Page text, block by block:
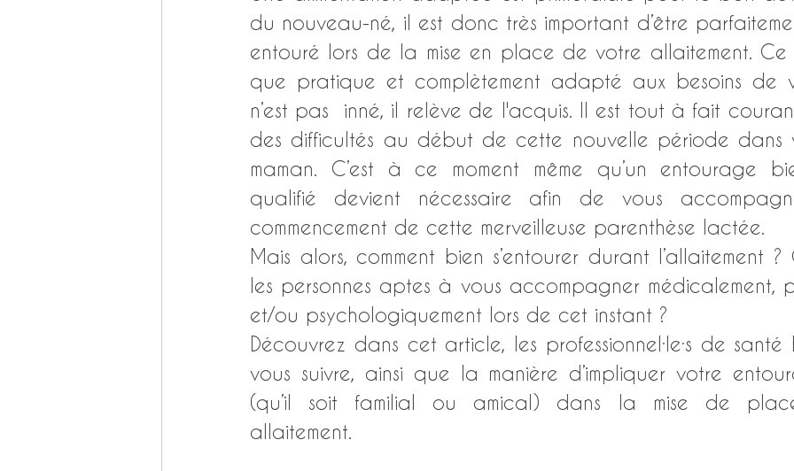
du nouveau-né, il est donc très important d’être
entouré lors de la mise en place de votre allaitement. Ce
que pratique et complètement adapté aux besoins de
n’est pas  inné, il relève de l'acquis. Il est tout à fait
des difficultés au début de cette nouvelle période dans
maman. C’est à ce moment même qu’un entourage
qualifié devient nécessaire afin de vous
commencement de cette merveilleuse parenthèse lactée.
Mais alors, comment bien s’entourer durant l’allaitement ?
les personnes aptes à vous accompagner médicalement,
et/ou psychologiquement lors de cet instant ?
Découvrez dans cet article, les professionnel·le·s de santé
vous suivre, ainsi que la manière d’impliquer votre
(qu’il soit familial ou amical) dans la mise de
allaitement.